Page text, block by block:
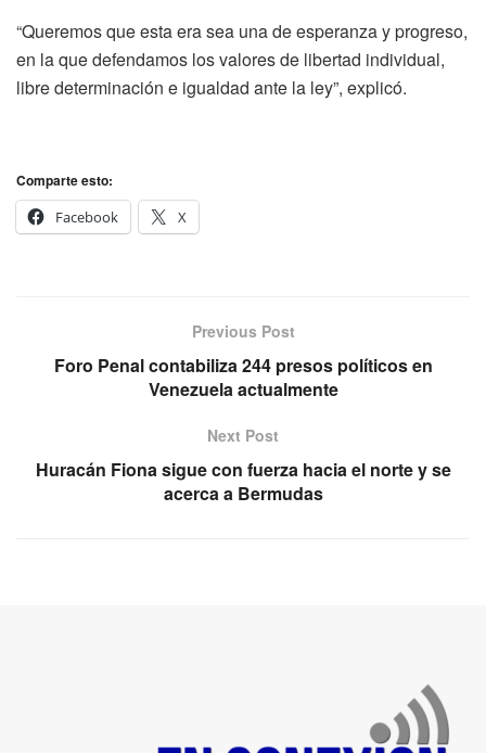
“Queremos que esta era sea una de esperanza y progreso,
en la que defendamos los valores de libertad individual,
libre determinación e igualdad ante la ley”, explicó.
Comparte esto:
Facebook
X
Previous Post
Foro Penal contabiliza 244 presos políticos en
Venezuela actualmente
Next Post
Huracán Fiona sigue con fuerza hacia el norte y se
acerca a Bermudas